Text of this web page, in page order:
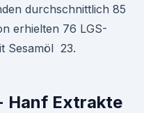
durchschnittlich 85
erhielten 76 LGS-
Sesamöl 23.
Hanf Extrakte